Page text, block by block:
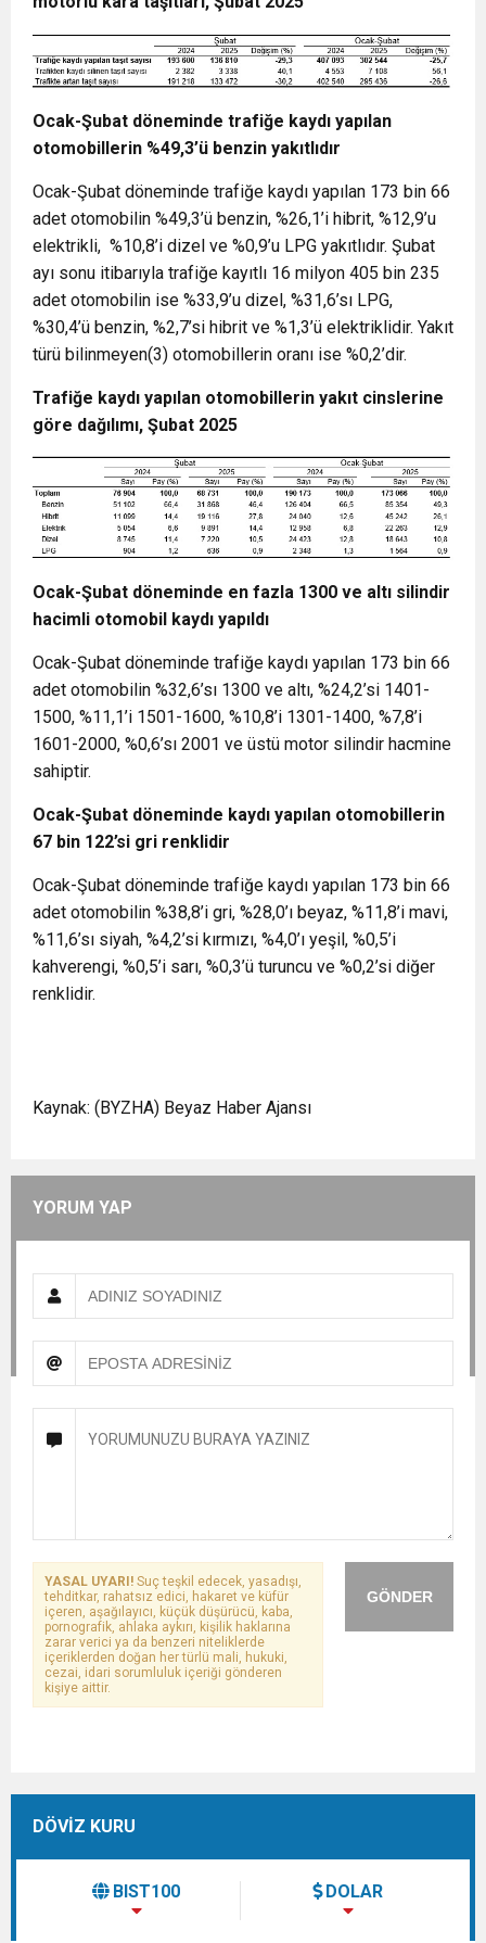
Ocak-Şubat döneminde trafiğe kaydı yapılan
otomobillerin %49,3’ü benzin yakıtlıdır
Ocak-Şubat döneminde trafiğe kaydı yapılan 173 bin 66
adet otomobilin %49,3’ü benzin, %26,1’i hibrit, %12,9’u
elektrikli, %10,8’i dizel ve %0,9’u LPG yakıtlıdır. Şubat
ayı sonu itibarıyla trafiğe kayıtlı 16 milyon 405 bin 235
adet otomobilin ise %33,9’u dizel, %31,6’sı LPG,
%30,4’ü benzin, %2,7’si hibrit ve %1,3’ü elektriklidir. Yakıt
türü bilinmeyen(3) otomobillerin oranı ise %0,2’dir.
Trafiğe kaydı yapılan otomobillerin yakıt cinslerine
göre dağılımı, Şubat 2025
Ocak-Şubat döneminde en fazla 1300 ve altı silindir
hacimli otomobil kaydı yapıldı
Ocak-Şubat döneminde trafiğe kaydı yapılan 173 bin 66
adet otomobilin %32,6’sı 1300 ve altı, %24,2’si 1401-
1500, %11,1’i 1501-1600, %10,8’i 1301-1400, %7,8’i
1601-2000, %0,6’sı 2001 ve üstü motor silindir hacmine
sahiptir.
Ocak-Şubat döneminde kaydı yapılan otomobillerin
67 bin 122’si gri renklidir
Ocak-Şubat döneminde trafiğe kaydı yapılan 173 bin 66
adet otomobilin %38,8’i gri, %28,0’ı beyaz, %11,8’i mavi,
%11,6’sı siyah, %4,2’si kırmızı, %4,0’ı yeşil, %0,5’i
kahverengi, %0,5’i sarı, %0,3’ü turuncu ve %0,2’si diğer
renklidir.
Kaynak: (BYZHA) Beyaz Haber Ajansı
YORUM YAP
GÖNDER
YASAL UYARI! Suç teşkil edecek, yasadışı,
tehditkar, rahatsız edici, hakaret ve küfür
içeren, aşağılayıcı, küçük düşürücü, kaba,
pornografik, ahlaka aykırı, kişilik haklarına
zarar verici ya da benzeri niteliklerde
içeriklerden doğan her türlü mali, hukuki,
cezai, idari sorumluluk içeriği gönderen
kişiye aittir.
DÖVİZ KURU
BIST100 DOLAR